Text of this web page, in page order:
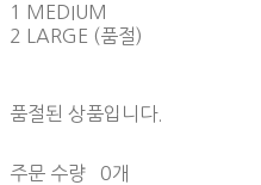
1 MEDIUM
2 LARGE (품절)
품절된 상품입니다.
주문 수량
0개